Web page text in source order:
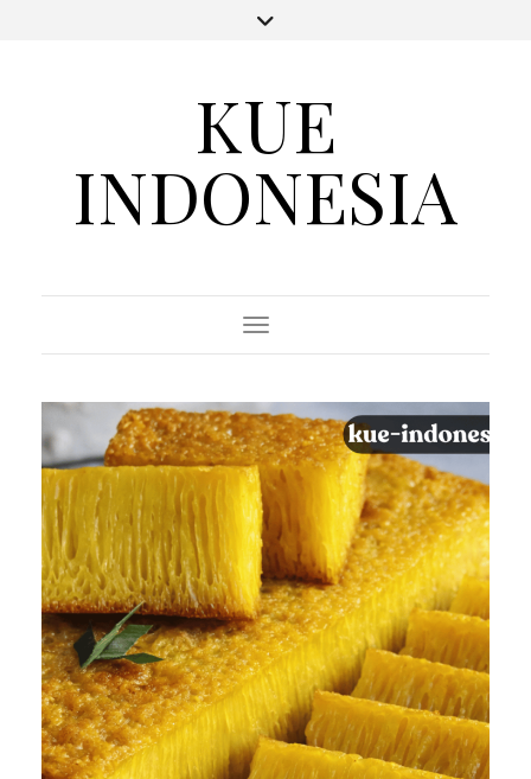
KUE
INDONESIA
Toggle Navigation